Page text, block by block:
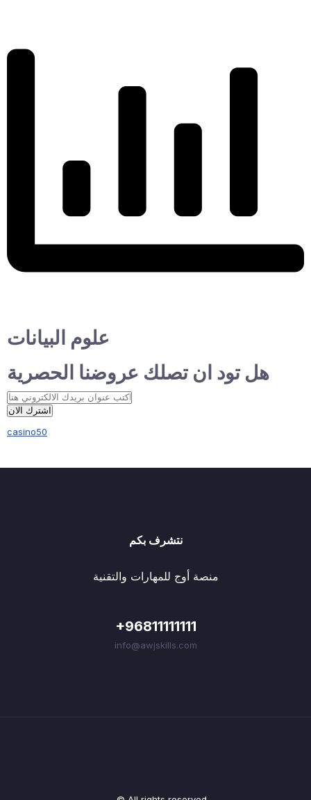
علوم البيانات
هل تود ان تصلك عروضنا الحصرية
اشترك الان
casino50
نتشرف بكم
منصة أوج للمهارات والتقنية
+96811111111
info@awjskills.com